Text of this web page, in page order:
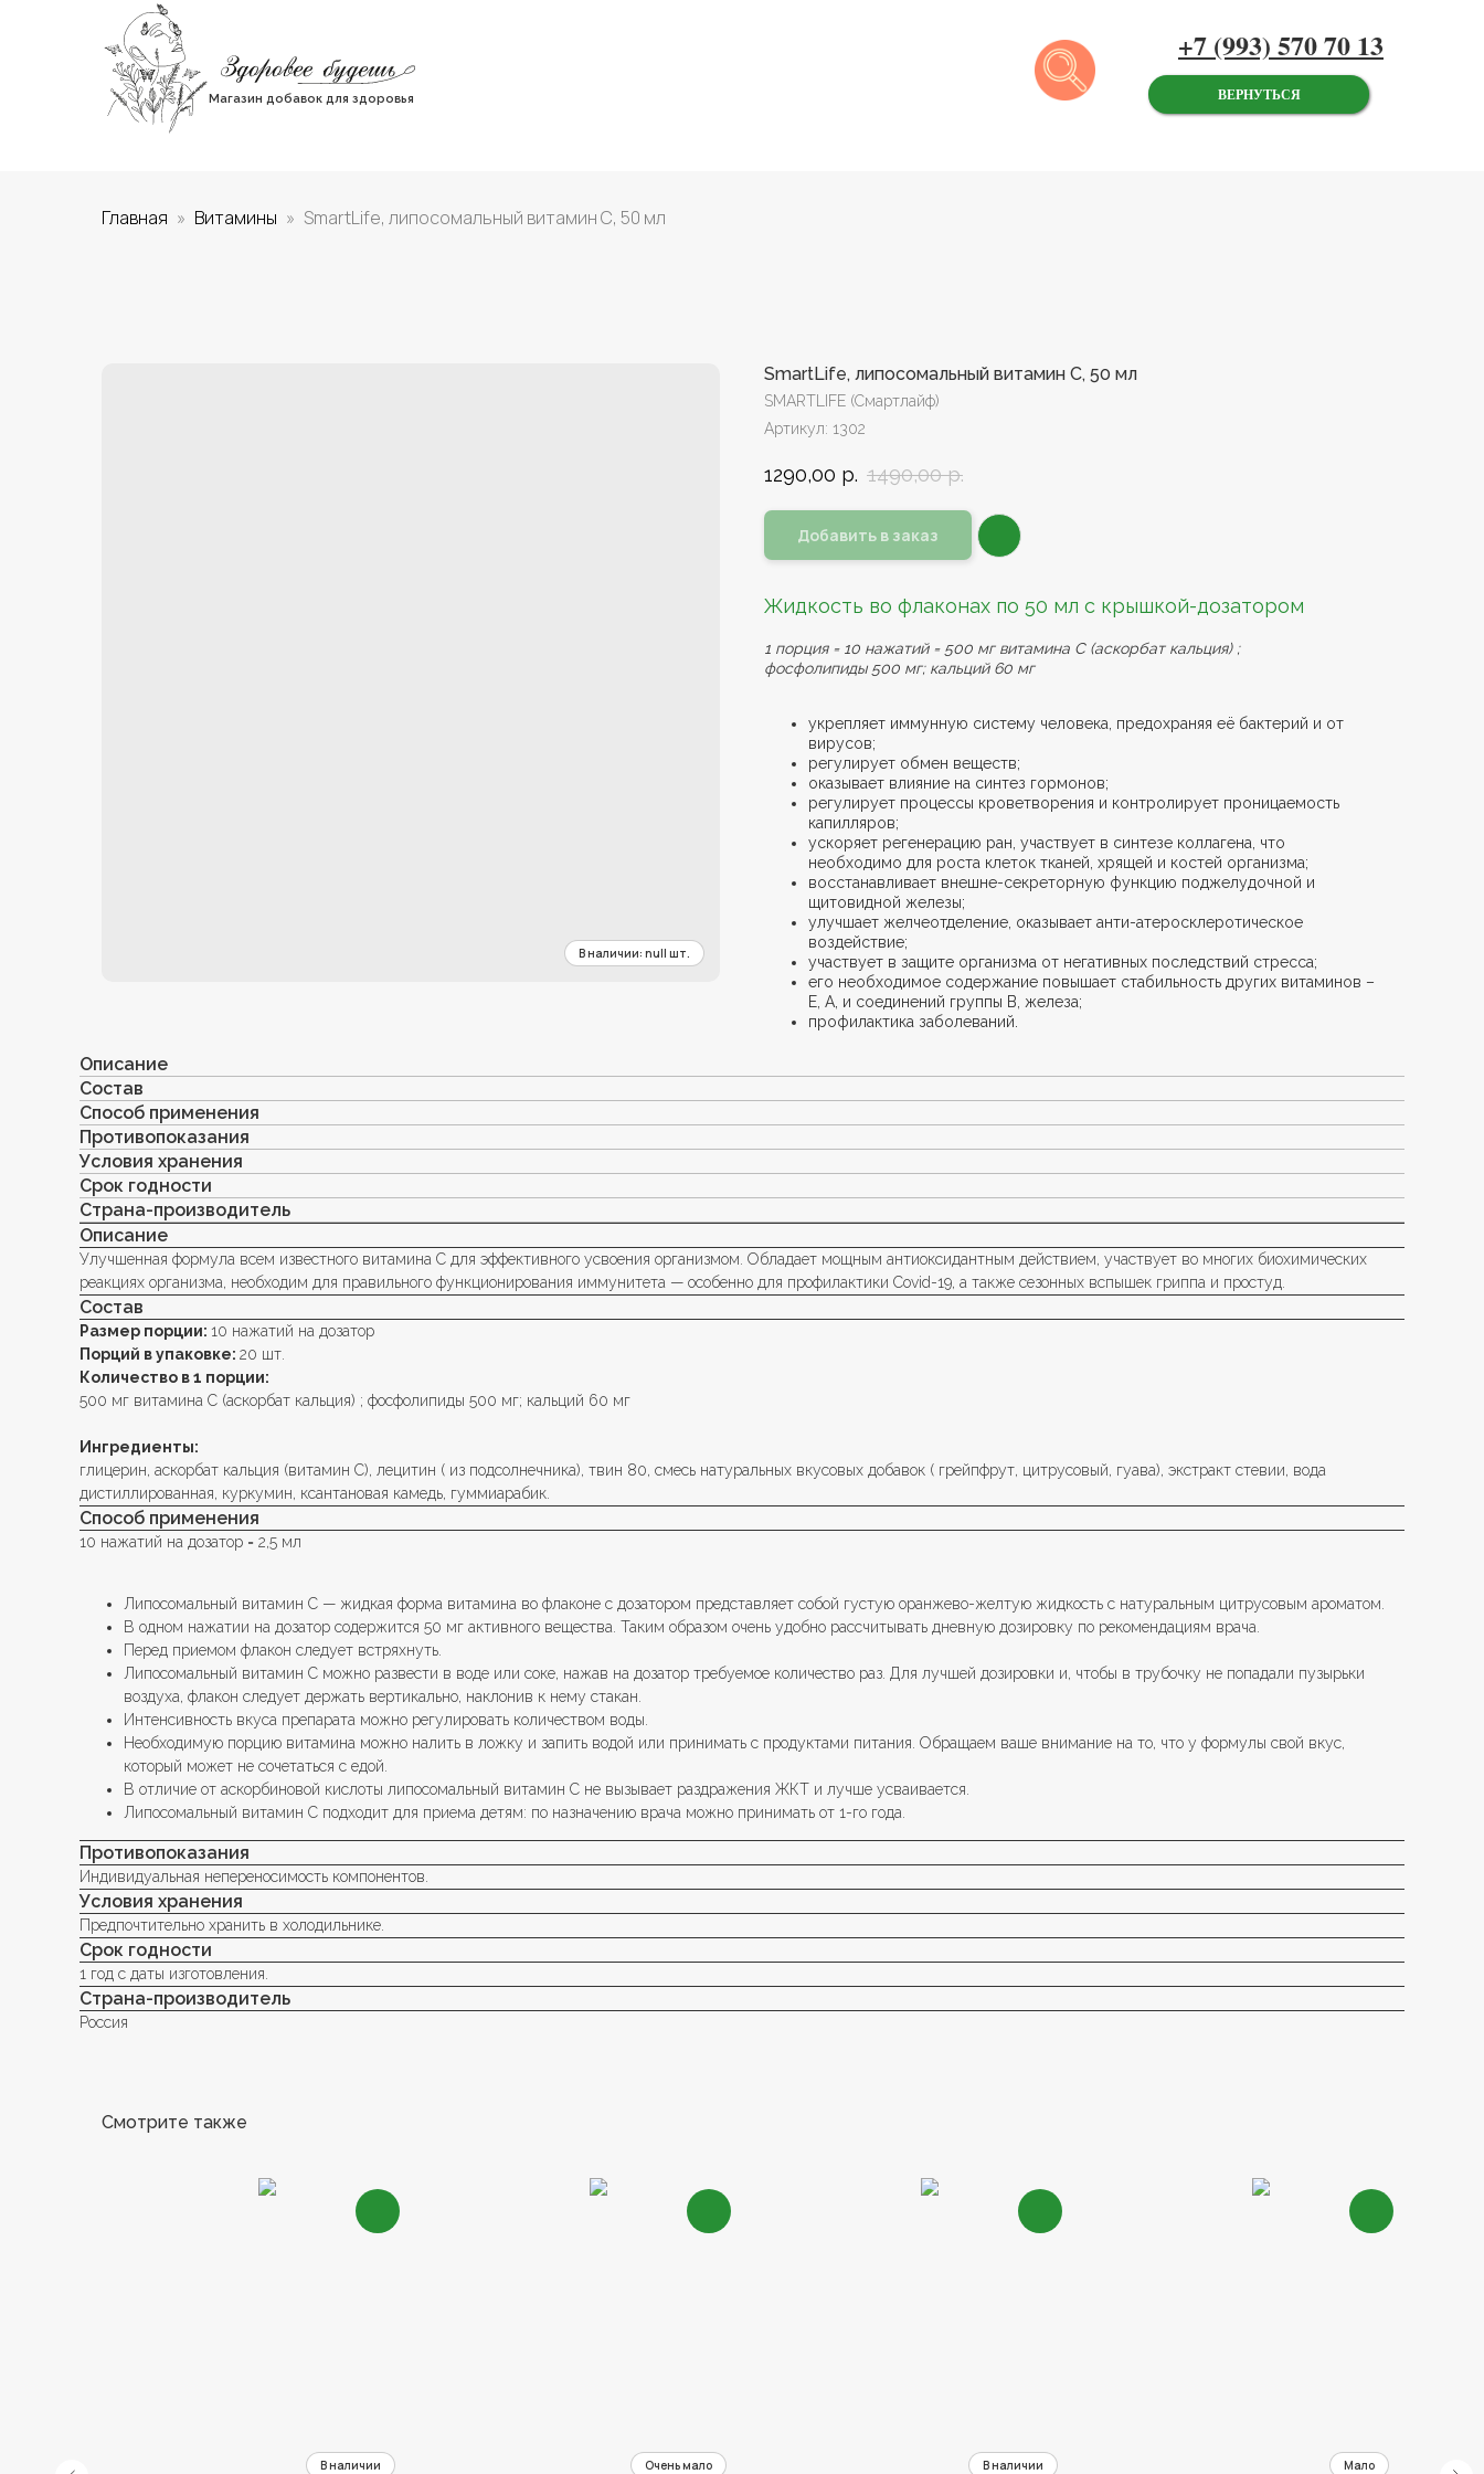
Магазин добавок для здоровья
+7 (993) 570 70 13
ВЕРНУТЬСЯ
Главная Витамины SmartLife, липосомальный витамин С, 50 мл
SmartLife, липосомальный витамин С, 50 мл
SMARTLIFE (Смартлайф)
Артикул: 1302
1290,00 р. 1490,00 р.
Добавить в заказ
Жидкость во флаконах по 50 мл с крышкой-дозатором
1 порция = 10 нажатий = 500 мг витамина С (аскорбат кальция) ;
фосфолипиды 500 мг; кальций 60 мг
укрепляет иммунную систему человека, предохраняя её бактерий и от
вирусов;
регулирует обмен веществ;
оказывает влияние на синтез гормонов;
регулирует процессы кроветворения и контролирует проницаемость
капилляров;
ускоряет регенерацию ран, участвует в синтезе коллагена, что
необходимо для роста клеток тканей, хрящей и костей организма;
восстанавливает внешне-секреторную функцию поджелудочной и
щитовидной железы;
улучшает желчеотделение, оказывает анти-атеросклеротическое
воздействие;
участвует в защите организма от негативных последствий стресса;
его необходимое содержание повышает стабильность других витаминов –
Е, А, и соединений группы В, железа;
профилактика заболеваний.
Описание
Состав
Способ применения
Противопоказания
Условия хранения
Срок годности
Страна-производитель
Описание
Улучшенная формула всем известного витамина С для эффективного усвоения организмом. Обладает мощным антиоксидантным действием, участвует во многих биохимических
реакциях организма, необходим для правильного функционирования иммунитета — особенно для профилактики Covid-19, а также сезонных вспышек гриппа и простуд.
Состав
Размер порции: 10 нажатий на дозатор
Порций в упаковке: 20 шт.
Количество в 1 порции:
500 мг витамина С (аскорбат кальция) ; фосфолипиды 500 мг; кальций 60 мг
Ингредиенты:
глицерин, аскорбат кальция (витамин С), лецитин ( из подсолнечника), твин 80, смесь натуральных вкусовых добавок ( грейпфрут, цитрусовый, гуава), экстракт стевии, вода
дистиллированная, куркумин, ксантановая камедь, гуммиарабик.
Способ применения
10 нажатий на дозатор = 2,5 мл
Липосомальный витамин С — жидкая форма витамина во флаконе с дозатором представляет собой густую оранжево-желтую жидкость с натуральным цитрусовым ароматом.
В одном нажатии на дозатор содержится 50 мг активного вещества. Таким образом очень удобно рассчитывать дневную дозировку по рекомендациям врача.
Перед приемом флакон следует встряхнуть.
Липосомальный витамин С можно развести в воде или соке, нажав на дозатор требуемое количество раз. Для лучшей дозировки и, чтобы в трубочку не попадали пузырьки
воздуха, флакон следует держать вертикально, наклонив к нему стакан.
Интенсивность вкуса препарата можно регулировать количеством воды.
Необходимую порцию витамина можно налить в ложку и запить водой или принимать с продуктами питания. Обращаем ваше внимание на то, что у формулы свой вкус,
который может не сочетаться с едой.
В отличие от аскорбиновой кислоты липосомальный витамин С не вызывает раздражения ЖКТ и лучше усваивается.
Липосомальный витамин С подходит для приема детям: по назначению врача можно принимать от 1-го года.
Противопоказания
Индивидуальная непереносимость компонентов.
Условия хранения
Предпочтительно хранить в холодильнике.
Срок годности
1 год с даты изготовления.
Страна-производитель
Россия
Смотрите также